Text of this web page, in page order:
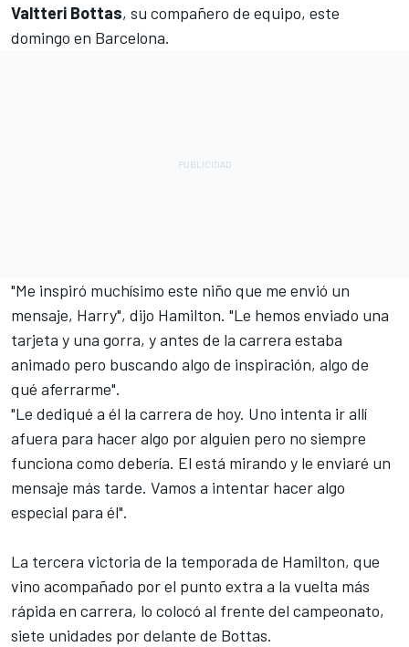
Valtteri Bottas, su compañero de equipo, este
domingo en Barcelona.
"Me inspiró muchísimo este niño que me envió un
mensaje, Harry", dijo Hamilton. "Le hemos enviado una
tarjeta y una gorra, y antes de la carrera estaba
animado pero buscando algo de inspiración, algo de
qué aferrarme".
"Le dediqué a él la carrera de hoy. Uno intenta ir allí
afuera para hacer algo por alguien pero no siempre
funciona como debería. El está mirando y le enviaré un
mensaje más tarde. Vamos a intentar hacer algo
especial para él".
La tercera victoria de la temporada de Hamilton, que
vino acompañado por el punto extra a la vuelta más
rápida en carrera, lo colocó al frente del campeonato,
siete unidades por delante de Bottas.